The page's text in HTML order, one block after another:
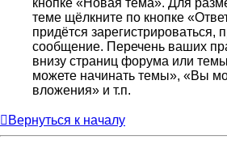
теме щёлкните по кнопке
придётся зарегистрироваться,
сообщение. Перечень ваших
внизу страниц форума или
можете начинать темы», «Вы
вложения» и т.п.
Вернуться к началу